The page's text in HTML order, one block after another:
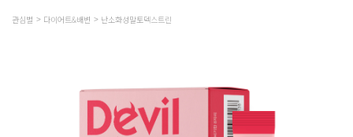
관심별 다이어트&배변 난소화성말토덱스트린